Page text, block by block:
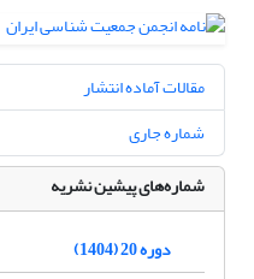
مقالات آماده انتشار
شماره جاری
شماره‌های پیشین نشریه
دوره 20 (1404)